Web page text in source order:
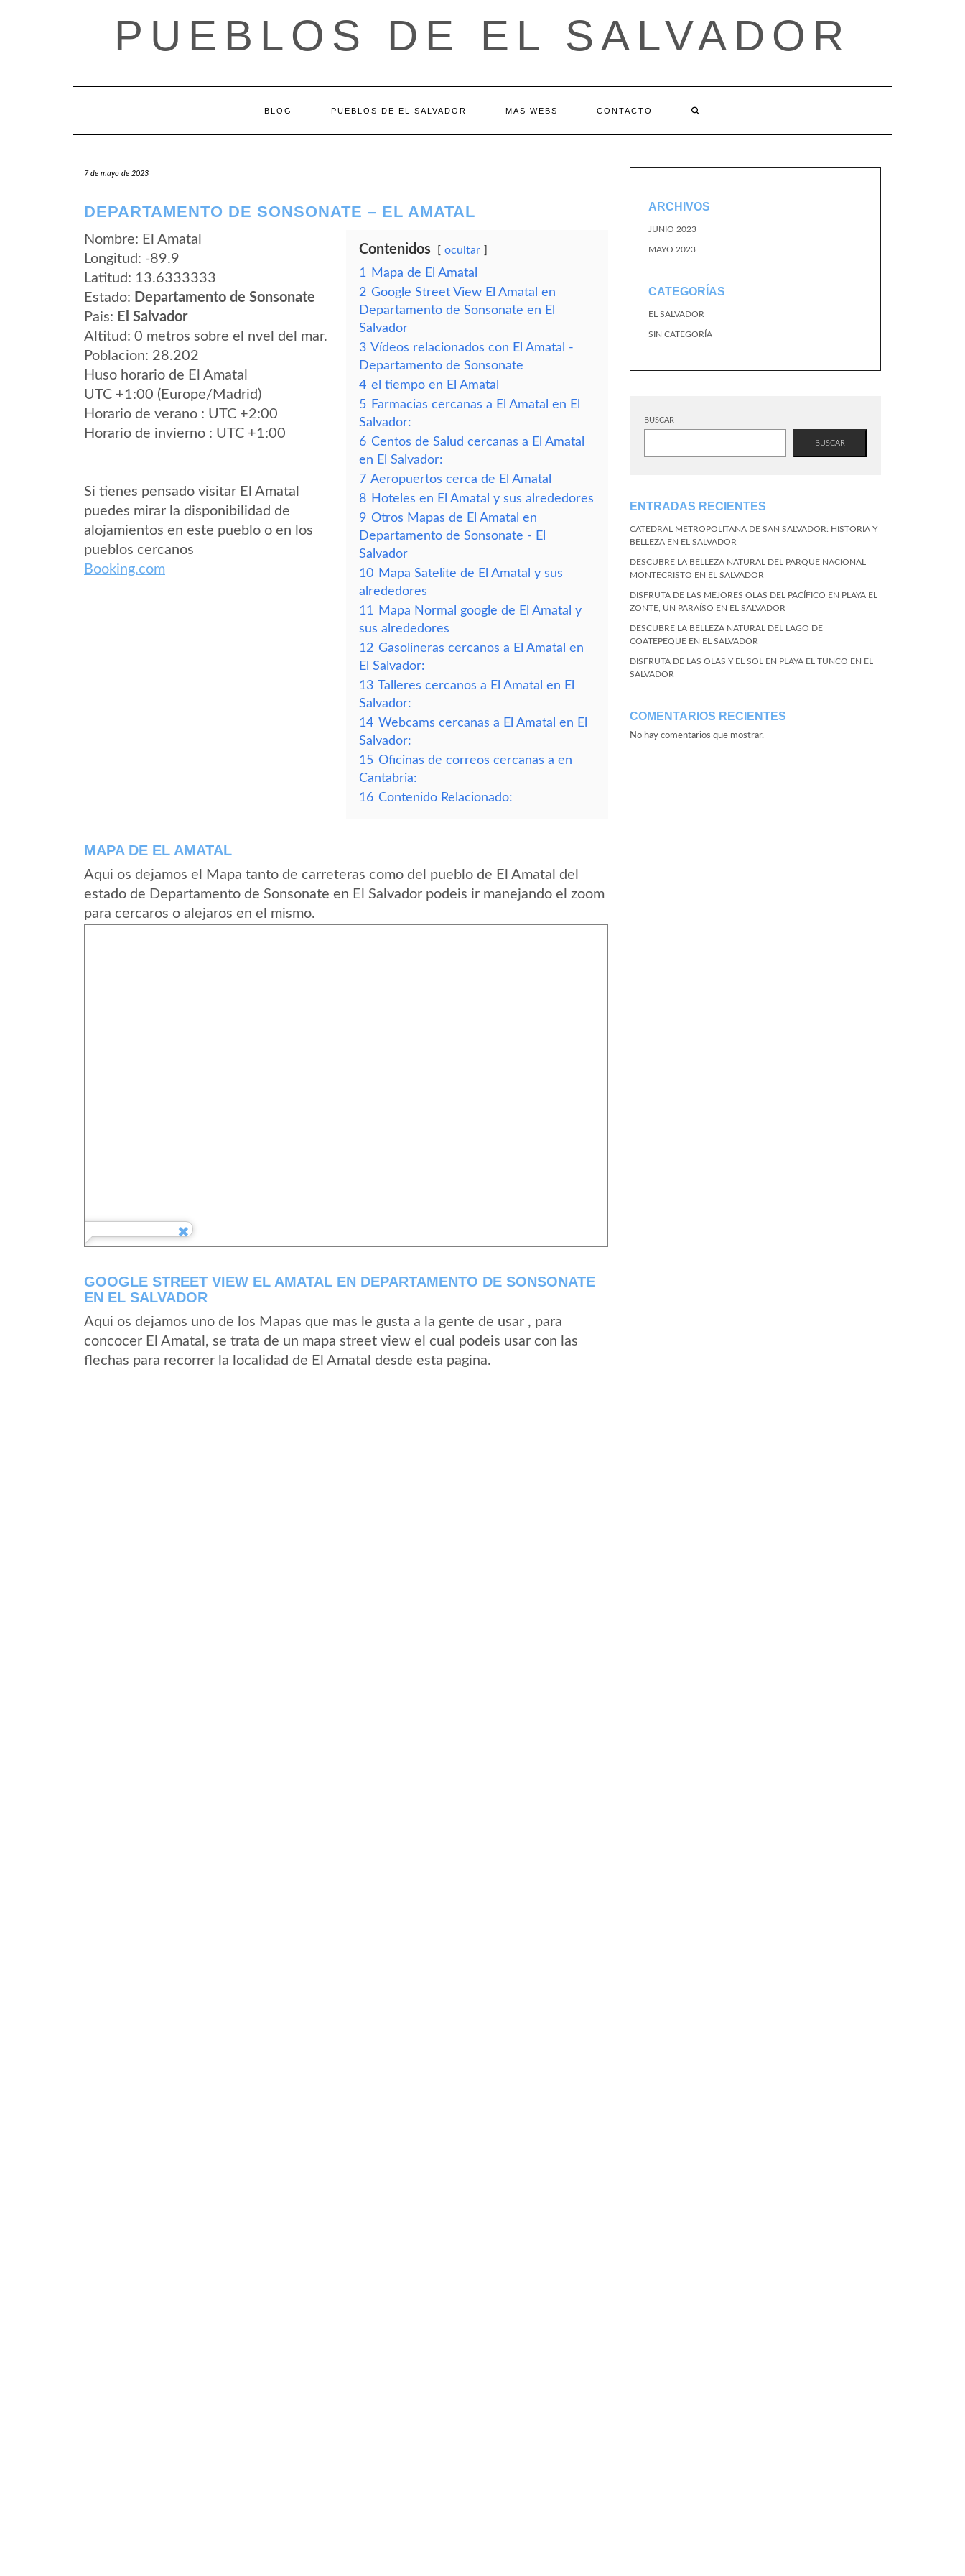
PUEBLOS DE EL SALVADOR
BLOG PUEBLOS DE EL SALVADOR MAS WEBS CONTACTO
7 de mayo de 2023
DEPARTAMENTO DE SONSONATE – EL AMATAL
Nombre: El Amatal
Longitud: -89.9
Latitud: 13.6333333
Estado: Departamento de Sonsonate
Pais: El Salvador
Altitud: 0 metros sobre el nvel del mar.
Poblacion: 28.202
Huso horario de El Amatal
UTC +1:00 (Europe/Madrid)
Horario de verano : UTC +2:00
Horario de invierno : UTC +1:00
Si tienes pensado visitar El Amatal
puedes mirar la disponibilidad de
alojamientos en este pueblo o en los
pueblos cercanos
Booking.com
Contenidos ocultar
1
Mapa de El Amatal
2 Google Street View El Amatal en
Departamento de Sonsonate en El
Salvador
3 Vídeos relacionados con El Amatal -
Departamento de Sonsonate
4 el tiempo en El Amatal
5 Farmacias cercanas a El Amatal en El
Salvador:
6 Centos de Salud cercanas a El Amatal
en El Salvador:
7 Aeropuertos cerca de El Amatal
8 Hoteles en El Amatal y sus alrededores
9 Otros Mapas de El Amatal en
Departamento de Sonsonate - El
Salvador
10 Mapa Satelite de El Amatal y sus
alrededores
11
Mapa Normal google de El Amatal y
sus alrededores
12 Gasolineras cercanos a El Amatal en
El Salvador:
13 Talleres cercanos a El Amatal en El
Salvador:
14 Webcams cercanas a El Amatal en El
Salvador:
15 Oficinas de correos cercanas a en
Cantabria:
16 Contenido Relacionado:
MAPA DE EL AMATAL
Aqui os dejamos el Mapa tanto de carreteras como del pueblo de El Amatal del
estado de Departamento de Sonsonate en El Salvador podeis ir manejando el zoom
para cercaros o alejaros en el mismo.
GOOGLE STREET VIEW EL AMATAL EN DEPARTAMENTO DE SONSONATE
EN EL SALVADOR
Aqui os dejamos uno de los Mapas que mas le gusta a la gente de usar , para
concocer El Amatal, se trata de un mapa street view el cual podeis usar con las
flechas para recorrer la localidad de El Amatal desde esta pagina.
ARCHIVOS
JUNIO 2023
MAYO 2023
CATEGORÍAS
EL SALVADOR
SIN CATEGORÍA
BUSCAR
BUSCAR
ENTRADAS RECIENTES
CATEDRAL METROPOLITANA DE SAN SALVADOR: HISTORIA Y
BELLEZA EN EL SALVADOR
DESCUBRE LA BELLEZA NATURAL DEL PARQUE NACIONAL
MONTECRISTO EN EL SALVADOR
DISFRUTA DE LAS MEJORES OLAS DEL PACÍFICO EN PLAYA EL
ZONTE, UN PARAÍSO EN EL SALVADOR
DESCUBRE LA BELLEZA NATURAL DEL LAGO DE
COATEPEQUE EN EL SALVADOR
DISFRUTA DE LAS OLAS Y EL SOL EN PLAYA EL TUNCO EN EL
SALVADOR
COMENTARIOS RECIENTES
No hay comentarios que mostrar.